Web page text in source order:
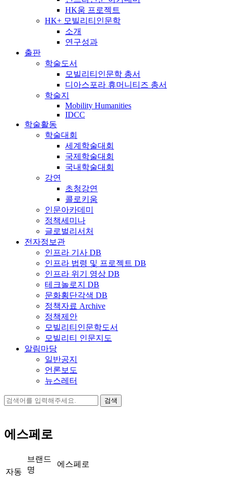
HK움 프로젝트
HK+ 모빌리티인문학
소개
연구성과
출판
학술도서
모빌리티인문학 총서
디아스포라 휴머니티즈 총서
학술지
Mobility Humanities
IDCC
학술활동
학술대회
세계학술대회
국제학술대회
국내학술대회
강연
초청강연
콜로키움
인문아카데미
정책세미나
글로벌리서처
전자정보관
인프라 기사 DB
인프라 법령 및 프로젝트 DB
인프라 위기 영상 DB
테크놀로지 DB
문화횡단각색 DB
정책자료 Archive
정책제안
모빌리티인문학도서
모빌리티 인문지도
알림마당
일반공지
언론보도
뉴스레터
검
에스페로
자동
브랜드
명
에스페로